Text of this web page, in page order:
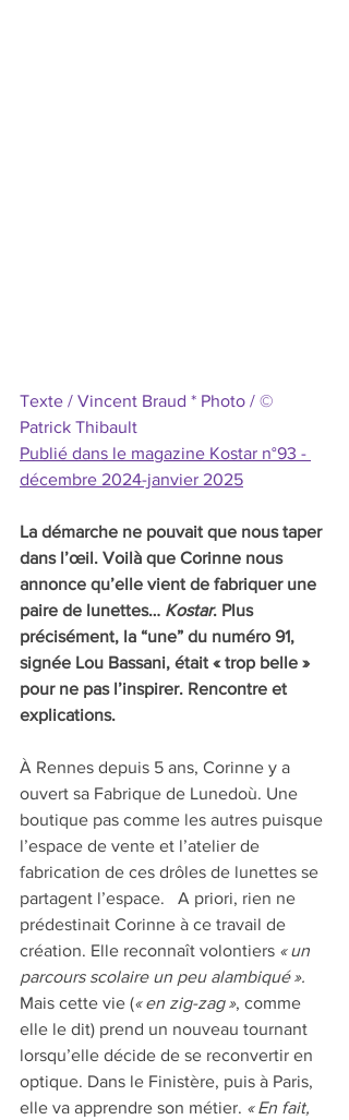
Texte / Vincent Braud * Photo / ©
Patrick Thibault
Publié dans le magazine Kostar n°93 -
décembre 2024-janvier 2025
La démarche ne pouvait que nous taper
dans l’œil. Voilà que Corinne nous
annonce qu’elle vient de fabriquer une
paire de lunettes… Kostar. Plus
précisément, la “une” du numéro 91,
signée Lou Bassani, était « trop belle »
pour ne pas l’inspirer. Rencontre et
explications.
À Rennes depuis 5 ans, Corinne y a
ouvert sa Fabrique de Lunedoù. Une
boutique pas comme les autres puisque
l’espace de vente et l’atelier de
fabrication de ces drôles de lunettes se
partagent l’espace.   A priori, rien ne
prédestinait Corinne à ce travail de
création. Elle reconnaît volontiers « un
parcours scolaire un peu alambiqué ».
Mais cette vie (« en zig-zag », comme
elle le dit) prend un nouveau tournant
lorsqu’elle décide de se reconvertir en
optique. Dans le Finistère, puis à Paris,
elle va apprendre son métier. « En fait,